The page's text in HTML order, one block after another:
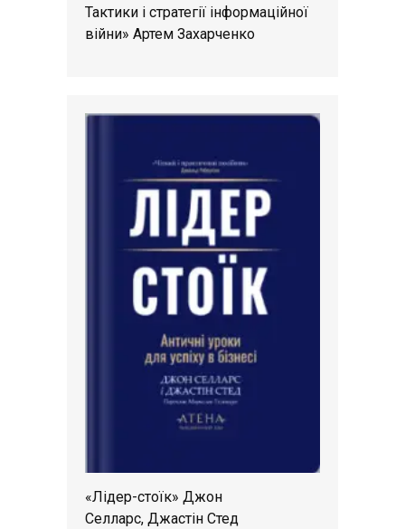
Тактики і стратегії інформаційної
війни» Артем Захарченко
«Лідер-стоїк» Джон
Селларс, Джастін Стед